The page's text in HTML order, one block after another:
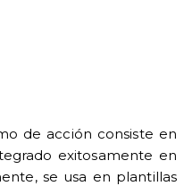
de acción consiste en
exitosamente en
se usa en plantillas